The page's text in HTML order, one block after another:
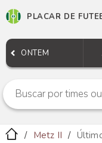
PLACAR DE
ONTEM
Metz II